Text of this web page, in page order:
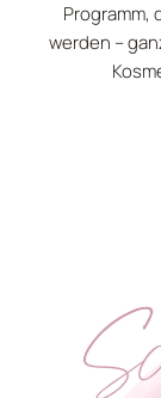
werden –